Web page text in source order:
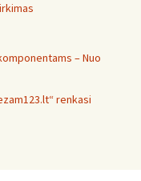
– Nuo
renkasi